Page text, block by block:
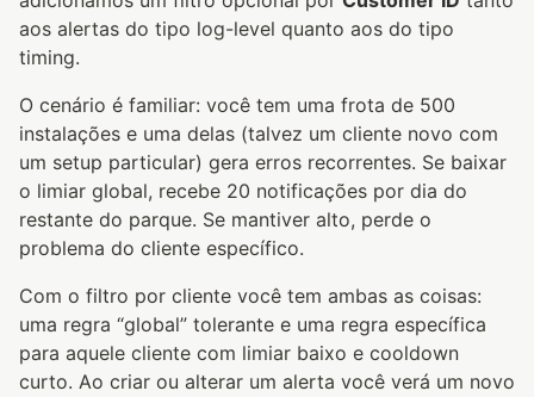
aos alertas do tipo log-level quanto aos do tipo
timing.
O cenário é familiar: você tem uma frota de 500
instalações e uma delas (talvez um cliente novo com
um setup particular) gera erros recorrentes. Se baixar
o limiar global, recebe 20 notificações por dia do
restante do parque. Se mantiver alto, perde o
problema do cliente específico.
Com o filtro por cliente você tem ambas as coisas:
uma regra “global” tolerante e uma regra específica
para aquele cliente com limiar baixo e cooldown
curto. Ao criar ou alterar um alerta você verá um novo